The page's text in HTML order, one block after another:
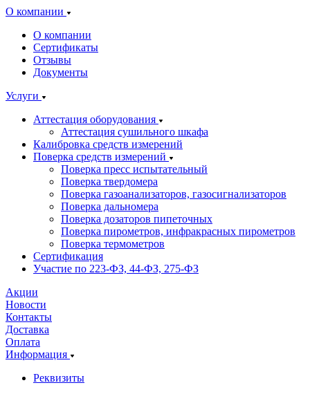
О компании
О компании
Сертификаты
Отзывы
Документы
Услуги
Аттестация оборудования
Аттестация сушильного шкафа
Калибровка средств измерений
Поверка средств измерений
Поверка пресс испытательный
Поверка твердомера
Поверка газоанализаторов, газосигнализаторов
Поверка дальномера
Поверка дозаторов пипеточных
Поверка пирометров, инфракрасных пирометров
Поверка термометров
Сертификация
Участие по 223-ФЗ, 44-ФЗ, 275-ФЗ
Акции
Новости
Контакты
Доставка
Оплата
Информация
Реквизиты